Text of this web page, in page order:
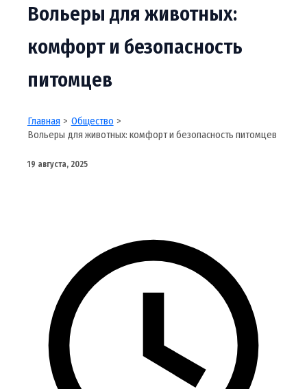
Вольеры для животных:
комфорт и безопасность
питомцев
Главная
Общество
Вольеры для животных: комфорт и безопасность питомцев
19 августа, 2025